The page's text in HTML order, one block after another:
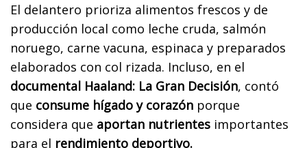
El delantero prioriza alimentos frescos y de
producción local como leche cruda, salmón
noruego, carne vacuna, espinaca y preparados
elaborados con col rizada. Incluso, en el
documental Haaland: La Gran Decisión, contó
que consume hígado y corazón porque
considera que aportan nutrientes importantes
para el rendimiento deportivo.